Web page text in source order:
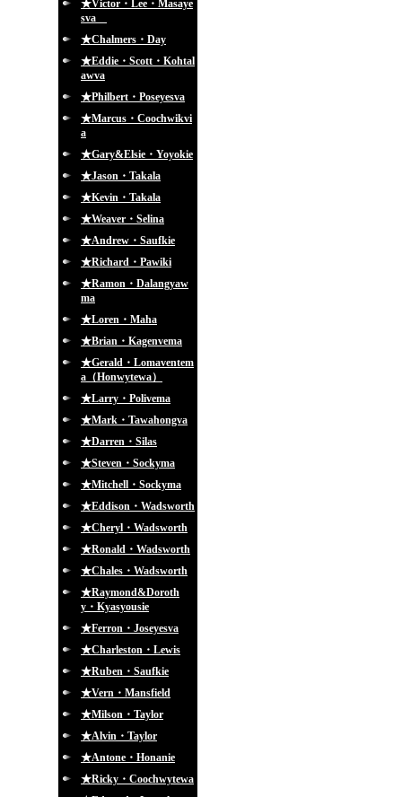
★Victor・Lee・Masaye
sva
★Chalmers・Day
★Eddie・Scott・Kohtal
awva
★Philbert・Poseyesva
★Marcus・Coochwikvi
a
★Gary&Elsie・Yoyokie
★Jason・Takala
★Kevin・Takala
★Weaver・Selina
★Andrew・Saufkie
★Richard・Pawiki
★Ramon・Dalangyaw
ma
★Loren・Maha
★Brian・Kagenvema
★Gerald・Lomaventem
a（Honwytewa）
★Larry・Polivema
★Mark・Tawahongva
★Darren・Silas
★Steven・Sockyma
★Mitchell・Sockyma
★Eddison・Wadsworth
★Cheryl・Wadsworth
★Ronald・Wadsworth
★Chales・Wadsworth
★Raymond&Doroth
y・Kyasyousie
★Ferron・Joseyesva
★Charleston・Lewis
★Ruben・Saufkie
★Vern・Mansfield
★Milson・Taylor
★Alvin・Taylor
★Antone・Honanie
★Ricky・Coochwytewa